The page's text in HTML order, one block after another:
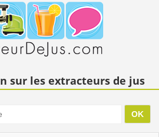
sur les extracteurs de jus